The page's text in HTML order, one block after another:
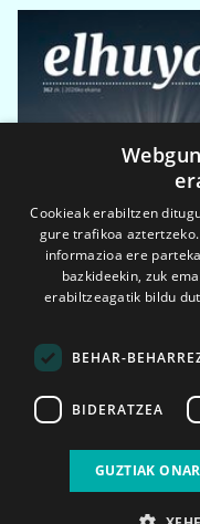
2026ko eka. 1a
Cookieak erabiltzen
gure trafikoa
informazioa ere
bazkideekin, zuk
erabiltzeagatik bildu
BEHAR-
BIDERATZEA
GUZTIAK